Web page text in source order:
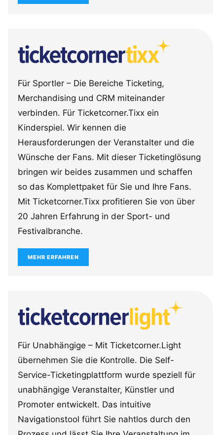
Für Sportler – Die Bereiche Ticketing,
Merchandising und CRM miteinander
verbinden. Für Ticketcorner.Tixx ein
Kinderspiel. Wir kennen die
Herausforderungen der Veranstalter und die
Wünsche der Fans. Mit dieser Ticketinglösung
bringen wir beides zusammen und schaffen
so das Komplettpaket für Sie und Ihre Fans.
Mit Ticketcorner.Tixx profitieren Sie von über
20 Jahren Erfahrung in der Sport- und
Festivalbranche.
MEHR ERFAHREN
Für Unabhängige – Mit Ticketcorner.Light
übernehmen Sie die Kontrolle. Die Self-
Service-Ticketingplattform wurde speziell für
unabhängige Veranstalter, Künstler und
Promoter entwickelt. Das intuitive
Navigationstool führt Sie nahtlos durch den